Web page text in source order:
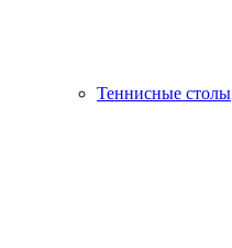
Теннисные столы